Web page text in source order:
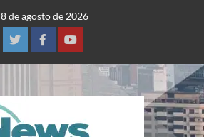
8 de agosto de 2026
TwitterFacebookYoutube